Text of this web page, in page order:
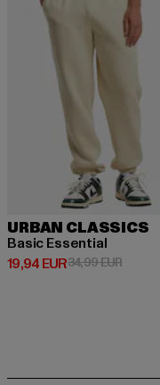
URBAN CLASSICS
Basic Essential
19,94 EUR
Derzeitiger Preis: 19,94
34,99 EUR